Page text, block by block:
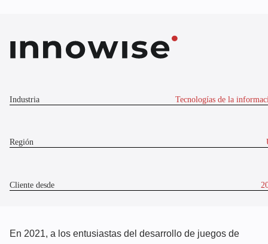
Industria Tecnologías de la
Región
Cliente desde
En 2021, a los entusiastas del desarrollo de juegos de